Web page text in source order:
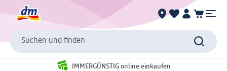
Suchen und finden
IMMERGÜNSTIG online einkaufen